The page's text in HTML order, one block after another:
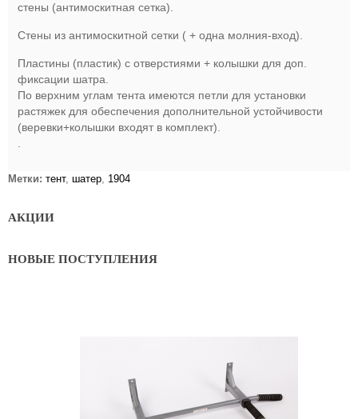
стены (антимоскитная сетка).
Стены из антимоскитной сетки ( + одна молния-вход).
Пластины (пластик) с отверстиями + колышки для доп.
фиксации шатра.
По верхним углам тента имеются петли для установки
растяжек для обеспечения дополнительной устойчивости
(веревки+колышки входят в комплект).
Метки: тент, шатер, 1904
АКЦИИ
НОВЫЕ ПОСТУПЛЕНИЯ